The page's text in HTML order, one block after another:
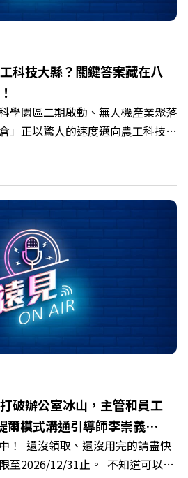
科技大縣？關鍵答案藏在八
學園區二期啟動、無人機產業聚落
」正以驚人的速度邁向農工科技大
產與「嘉義優鮮」品牌同步升級的
打破過往傳統農業縣的侷限，讓返
留得下、活得好」，更為地方累積
本集《遠見ON AIR》邀請嘉義
易餘、財信傳媒集團董事長謝金
永豐、以及嘉義縣人力發展所所長
嘉義被看見了》書中收錄的八年轉
地的歷程，並共同看見下一個黃金
梁縣長如何攜手團隊，在大牌林
亞創中心？🔺品牌如何雙重升級，
品品牌？🔺如何將自身的失敗學，
同感的力量？🔺在迎向黃金十年的
弟能安心安居的未來？ 主持人／
庫總編輯 李建興 與談人／嘉義縣
易餘、財信傳媒集團董事長 謝金
永豐、嘉義縣人力發展所所長 許
歲生日！手速搶下破天荒的獨家
9e5pbz✨關注《遠見》更多
破辦公室冰山，主管和員工
爾模式溝通引導師李崇義、
！ 還沒領取、還沒用完的請盡快
至2026/12/31止。 不知道可以在